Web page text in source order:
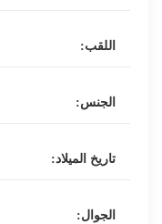
اللقب:
الجنس:
تاريخ الميلاد:
الجوال: